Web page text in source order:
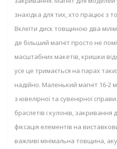
знахідка для тих, хто працює з
Вклеїти диск товщиною два
де більший магніт просто не
масштабних макетів, кришки
усе це тримається на парах
надійно. Маленький магніт 16-
з ювелірної та сувенірної
браслетів і кулонів,
фіксація елементів на
важливі мінімальна товщина,